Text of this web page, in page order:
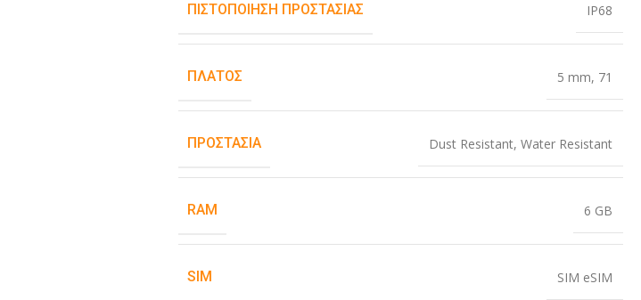
ΠΙΣΤΟΠΟΊΗΣΗ ΠΡΟΣΤΑΣΊΑΣ IP68
ΠΛΆΤΟΣ 5 mm, 71
ΠΡΟΣΤΑΣΊΑ Dust Resistant, Water Resistant
RAM 6 GB
SIM SIM eSIM